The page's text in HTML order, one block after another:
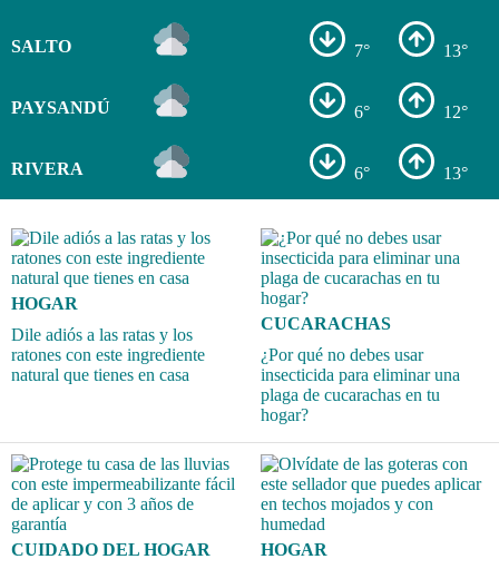
SALTO 7° 13°
PAYSANDÚ 6° 12°
RIVERA 6° 13°
HOGAR
Dile adiós a las ratas y los
ratones con este ingrediente
natural que tienes en casa
CUCARACHAS
¿Por qué no debes usar
insecticida para eliminar una
plaga de cucarachas en tu
hogar?
CUIDADO DEL HOGAR
HOGAR